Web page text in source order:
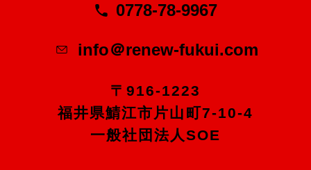
0778-78-9967
info＠renew-fukui.com
〒916-1223
福井県鯖江市片山町7-10-4
一般社団法人SOE